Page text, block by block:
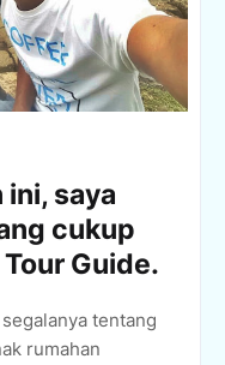
saya
cukup
Guide.
tentang
rumahan